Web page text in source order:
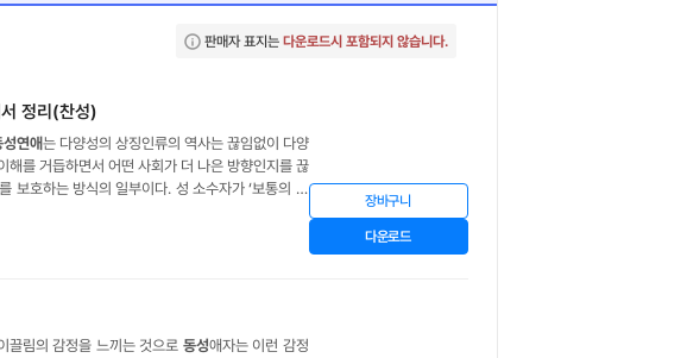
판매자 표지는 다운로드시 포함되지 않습니다.
정리(찬성)
성연애는 다양성의 상징인류의 역사는 끊임없이 다양
를 거듭하면서 어떤 사회가 더 나은 방향인지를 끊
보호하는 방식의 일부이다. 성 소수자가 ‘보통의 삶
장바구니
다운로드
끌림의 감정을 느끼는 것으로 동성애자는 이런 감정